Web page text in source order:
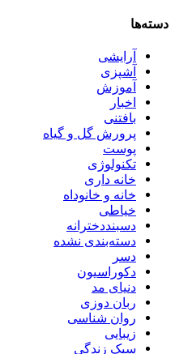
دسته‌ها
آرایشی
آشپزی
آموزش
اخبار
بافتنی
پرورش گل و گیاه
پوست
تکنولوژی
خانه داری
خانه و خانوداه
خیاطی
دسبنددخترانه
دسته‌بندی نشده
دسر
دکوراسیون
دنیای مد
ربان دوزی
روان شناسی
زیبایی
سبک زندگی